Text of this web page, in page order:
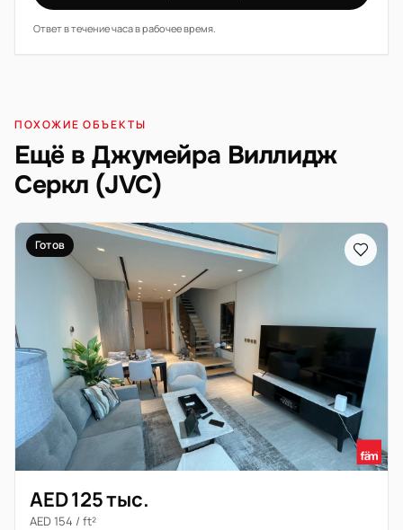
Ответ в течение часа в рабочее время.
ПОХОЖИЕ ОБЪЕКТЫ
Ещё в Джумейра Виллидж
Серкл (JVC)
Готов
AED 125 тыс.
AED 154 / ft²